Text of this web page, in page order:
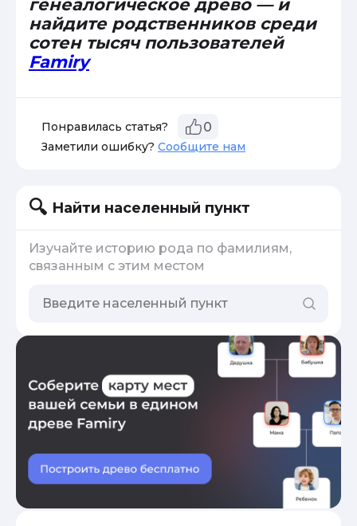
генеалогическое древо — и
найдите родственников среди
сотен тысяч пользователей
Famiry
Понравилась статья? 0
Заметили ошибку? Сообщите нам
Найти населенный пункт
Изучайте историю рода по фамилиям,
связанным с этим местом